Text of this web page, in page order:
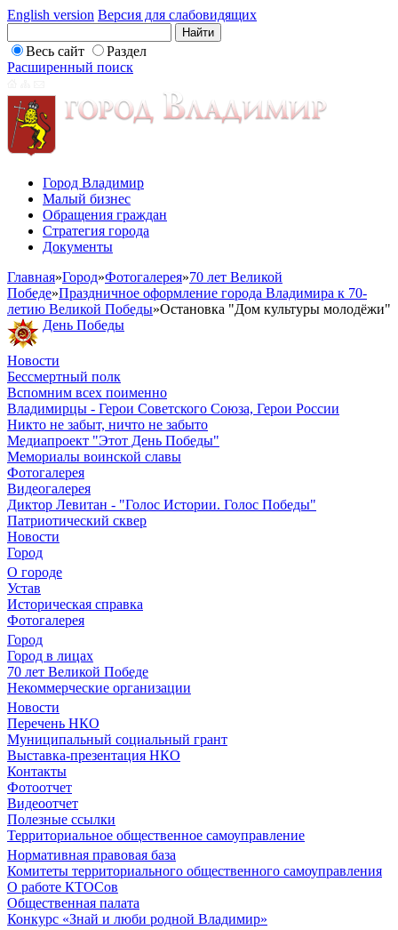
English version Версия для слабовидящих
Весь сайт
Раздел
Расширенный поиск
Город Владимир
Малый бизнес
Обращения граждан
Стратегия города
Документы
Главная»Город»Фотогалерея»70 лет Великой
Победе»Праздничное оформление города Владимира к 70-
летию Великой Победы»Остановка "Дом культуры молодёжи"
День Победы
Новости
Бессмертный полк
Вспомним всех поименно
Владимирцы - Герои Советского Союза, Герои России
Никто не забыт, ничто не забыто
Медиапроект "Этот День Победы"
Мемориалы воинской славы
Фотогалерея
Видеогалерея
Диктор Левитан - "Голос Истории. Голос Победы"
Патриотический сквер
Новости
Город
О городе
Устав
Историческая справка
Фотогалерея
Город
Город в лицах
70 лет Великой Победе
Некоммерческие организации
Новости
Перечень НКО
Муниципальный социальный грант
Выставка-презентация НКО
Контакты
Фотоотчет
Видеоотчет
Полезные ссылки
Территориальное общественное самоуправление
Нормативная правовая база
Комитеты территориального общественного самоуправления
О работе КТОСов
Общественная палата
Конкурс «Знай и люби родной Владимир»